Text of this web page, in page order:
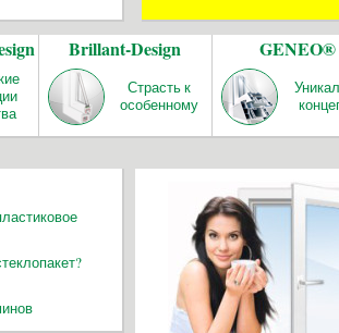
Brillant-Design
Страсть к
особенному
GENEO®